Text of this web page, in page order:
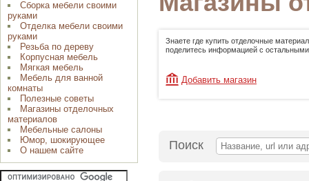
Знаете где купить отделочные
поделитесь информацией с
Добавить магазин
Поиск
Сборка мебели своими
руками
Отделка мебели своими
руками
Резьба по дереву
Корпусная мебель
Мягкая мебель
Мебель для ванной
комнаты
Полезные советы
Магазины отделочных
материалов
Мебельные салоны
Юмор, шокирующее
О нашем сайте